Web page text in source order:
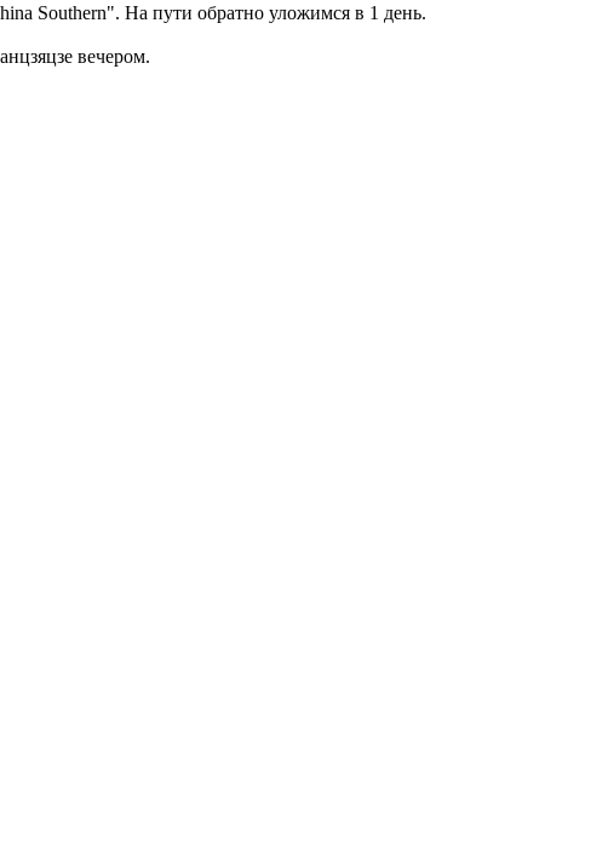
Southern". На пути обратно уложимся в 1 день.
вечером.